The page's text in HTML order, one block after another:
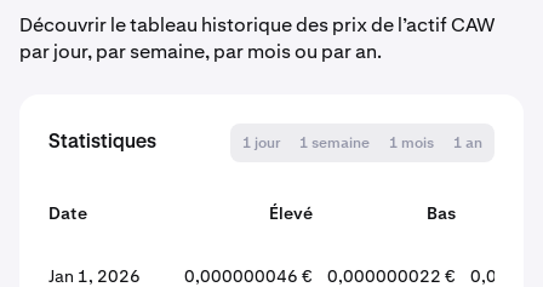
Découvrir le tableau historique des prix de l’actif CAW
par jour, par semaine, par mois ou par an.
Statistiques 1 jour 1 semaine 1 mois 1 an
Date Élevé Bas
Jan 1, 2026 0,000000046 € 0,000000022 €